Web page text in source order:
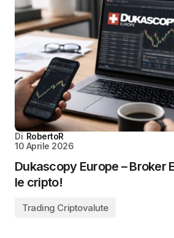
Di RobertoR
10 Aprile 2026
Dukascopy Europe – Broker
le cripto!
Trading Criptovalute